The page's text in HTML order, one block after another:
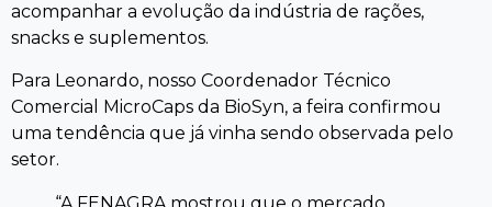
acompanhar a evolução da indústria de rações,
snacks e suplementos.
Para Leonardo, nosso Coordenador Técnico
Comercial MicroCaps da BioSyn, a feira confirmou
uma tendência que já vinha sendo observada pelo
setor.